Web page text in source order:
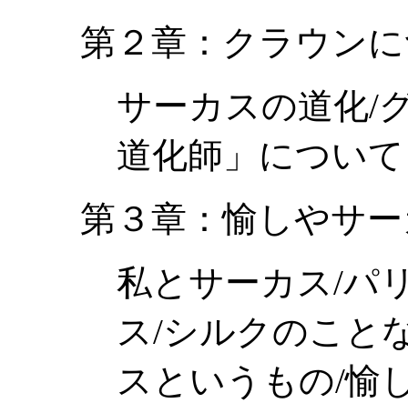
第２章：クラウン
サーカスの道化/
道化師」について
第３章：愉しやサ
私とサーカス/パ
ス/シルクのこと
スというもの/愉